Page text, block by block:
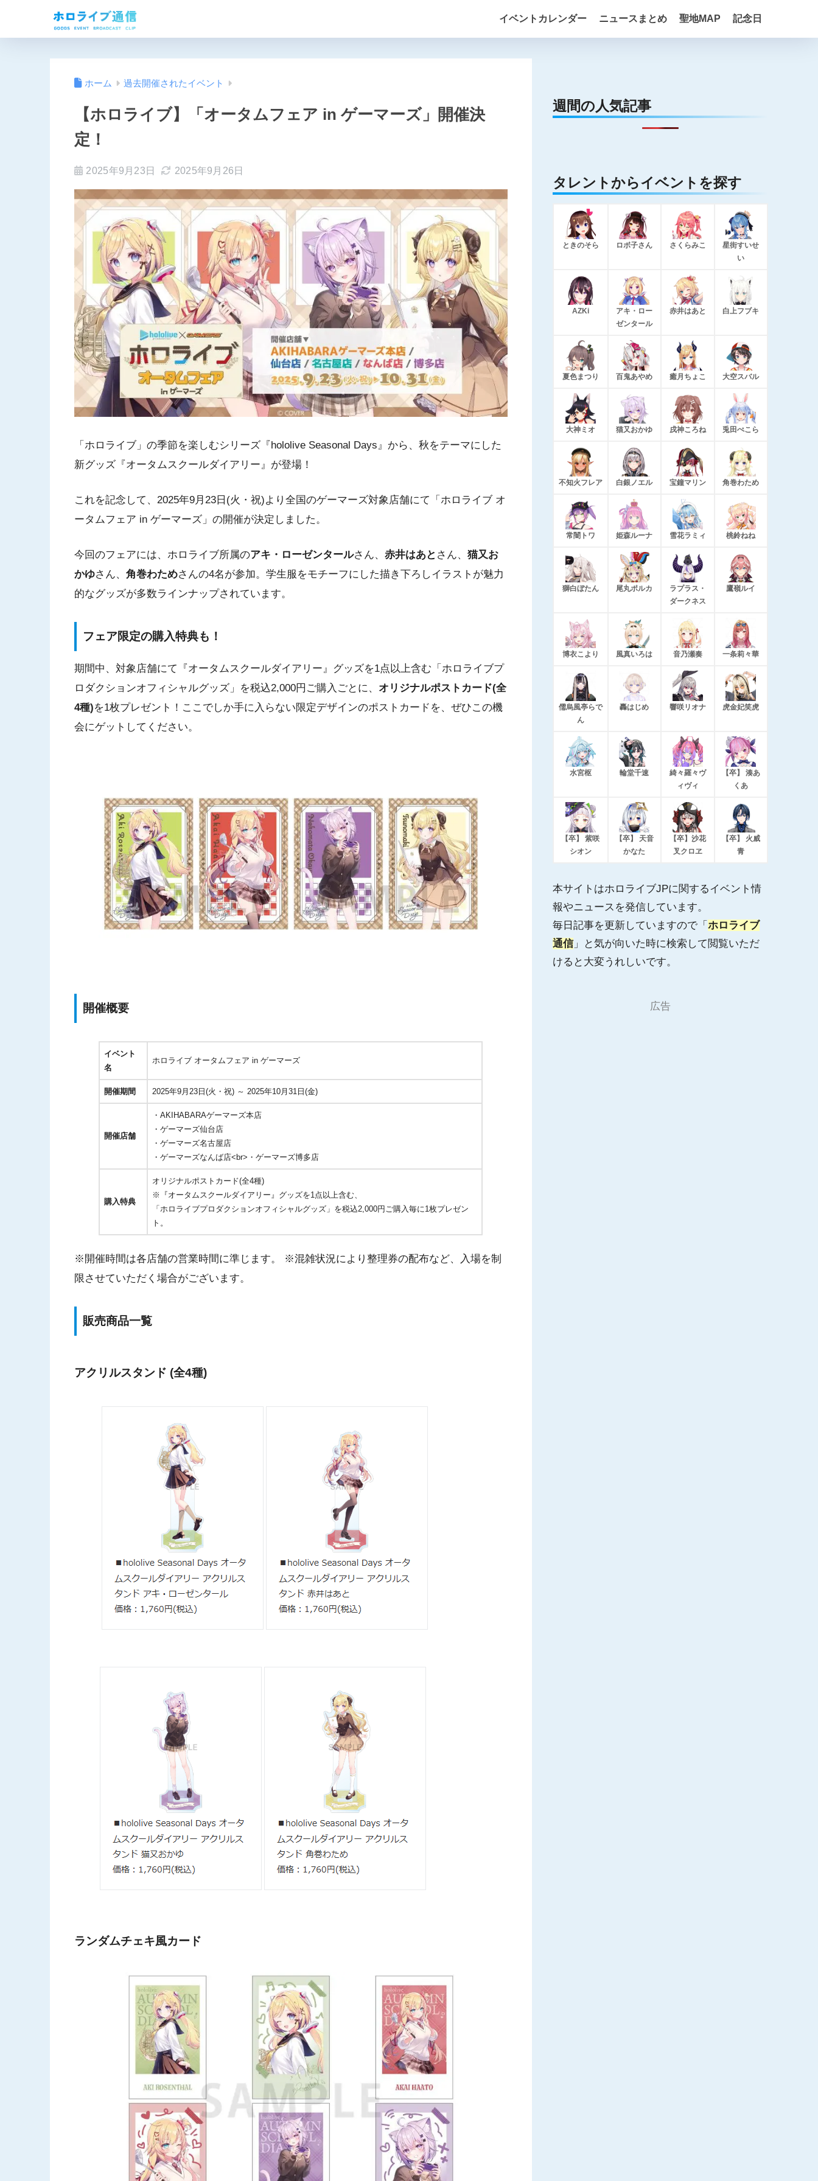
イベントカレンダー ニュースまとめ 聖地MAP 記念日
ホーム 過去開催されたイベント
【ホロライブ】「オータムフェア in ゲーマーズ」開催決
定！
2025年9月23日 2025年9月26日
「ホロライブ」の季節を楽しむシリーズ『hololive Seasonal Days』から、秋をテーマにした
新グッズ『オータムスクールダイアリー』が登場！
これを記念して、2025年9月23日(火・祝)より全国のゲーマーズ対象店舗にて「ホロライブ オ
ータムフェア in ゲーマーズ」の開催が決定しました。
今回のフェアには、ホロライブ所属のアキ・ローゼンタールさん、 赤井はあと さん、 猫又お
かゆさん、 角巻わためさんの4名が参加。学生服をモチーフにした描き下ろしイラストが魅力
的なグッズが多数ラインナップされています。
フェア限定の購入特典も！
期間中、対象店舗にて『オータムスクールダイアリー』グッズを1点以上含む「ホロライブプ
ロダクションオフィシャルグッズ」を税込2,000円ご購入ごとに、 オリジナルポストカード(全
4種)を1枚プレゼント！ここでしか手に入らない限定デザインのポストカードを、ぜひこの機
会にゲットしてください。
開催概要
イベント
名
ホロライブ オータムフェア in ゲーマーズ
開催期間 2025年9月23日(火・祝) ～ 2025年10月31日(金)
開催店舗
・AKIHABARAゲーマーズ本店
・ゲーマーズ仙台店
・ゲーマーズ名古屋店
・ゲーマーズなんば店<br>・ゲーマーズ博多店
購入特典
オリジナルポストカード(全4種)
※『オータムスクールダイアリー』グッズを1点以上含む、
「ホロライブプロダクションオフィシャルグッズ」を税込2,000円ご購入毎に1枚プレゼン
ト。
※開催時間は各店舗の営業時間に準じます。 ※混雑状況により整理券の配布など、入場を制
限させていただく場合がございます。
販売商品一覧
アクリルスタンド (全4種)
ランダムチェキ風カード
週間の人気記事
タレントからイベントを探す
ときのそら ロボ子さん さくらみこ
星街すいせ
い
AZKi
アキ・ロー
ゼンタール
赤井はあと 白上フブキ
夏色まつり 百鬼あやめ 癒月ちょこ 大空スバル
大神ミオ 猫又おかゆ 戌神ころね 兎田ぺこら
不知火フレア 白銀ノエル 宝鐘マリン 角巻わため
常闇トワ 姫森ルーナ 雪花ラミィ 桃鈴ねね
獅白ぼたん 尾丸ポルカ
ラプラス・
ダークネス
鷹嶺ルイ
博衣こより 風真いろは 音乃瀬奏 一条莉々華
儒烏風亭らで
ん
轟はじめ 響咲リオナ 虎金妃笑虎
水宮枢 輪堂千速
綺々羅々ヴ
ィヴィ
【卒】 湊あ
くあ
【卒】 紫咲
シオン
【卒】 天音
かなた
【卒】沙花
叉クロヱ
【卒】 火威
青
本サイトはホロライブJPに関するイベント情
報やニュースを発信しています。
毎日記事を更新していますので「 ホロライブ
通信」と気が向いた時に検索して閲覧いただ
けると大変うれしいです。
広告